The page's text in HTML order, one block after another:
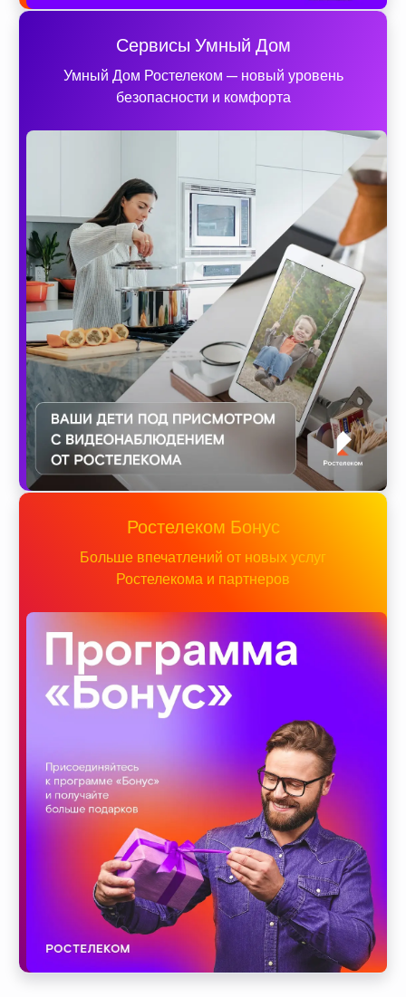
Сервисы Умный Дом
Умный Дом Ростелеком — новый уровень
безопасности и комфорта
Ростелеком Бонус
Больше впечатлений от новых услуг
Ростелекома и партнеров